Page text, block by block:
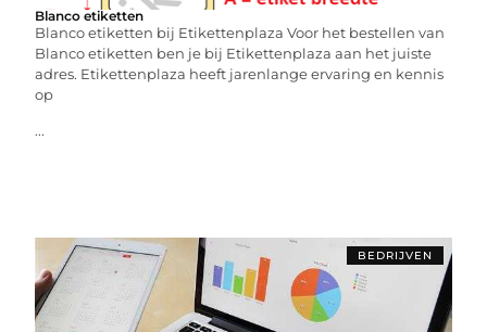
Blanco etiketten
Blanco etiketten bij Etikettenplaza Voor het bestellen van
Blanco etiketten ben je bij Etikettenplaza aan het juiste
adres. Etikettenplaza heeft jarenlange ervaring en kennis
op
...
BEDRIJVEN